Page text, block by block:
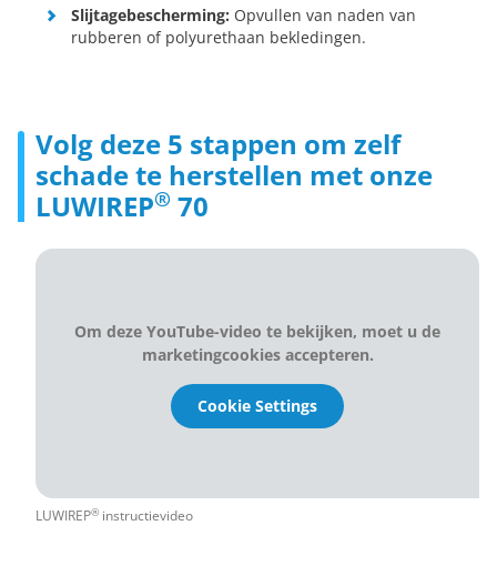
Slijtagebescherming: Opvullen van naden van
rubberen of polyurethaan bekledingen.
Volg deze 5 stappen om zelf
schade te herstellen met onze
LUWIREP® 70
Om deze YouTube-video te bekijken, moet u de
marketingcookies accepteren.
Cookie Settings
LUWIREP® instructievideo